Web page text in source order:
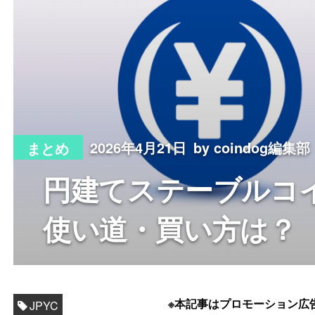
まとめ 2026年4月21日 by coindog編集部
円建てステーブルコ
使い道・買い方は？
※本記事はプロモーション広
JPYC